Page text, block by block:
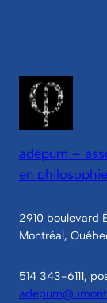
adépum –
en
2910 boulevard
Montréal,
514 343-6111,